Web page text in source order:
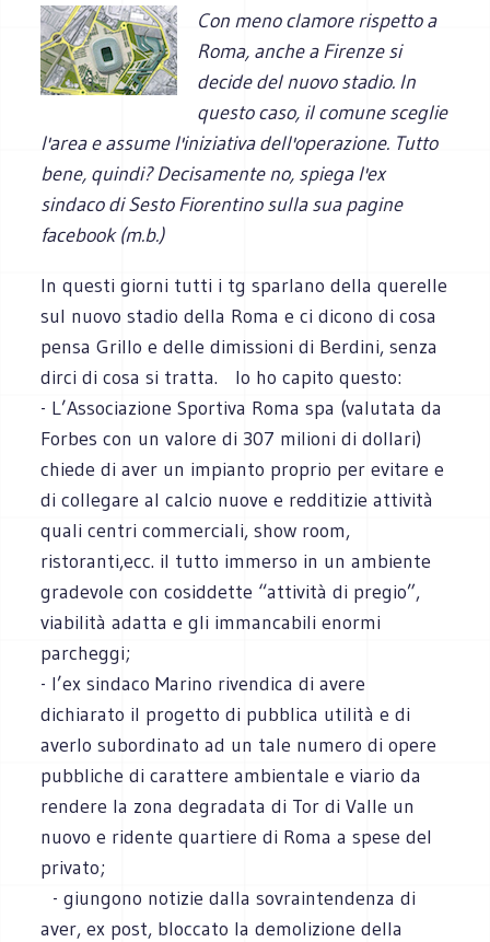
Con meno clamore rispetto a
Roma, anche a Firenze si
decide del nuovo stadio. In
questo caso, il comune sceglie
l'area e assume l'iniziativa dell'operazione. Tutto
bene, quindi? Decisamente no, spiega l'ex
sindaco di Sesto Fiorentino sulla sua pagine
facebook (m.b.)
In questi giorni tutti i tg sparlano della querelle
sul nuovo stadio della Roma e ci dicono di cosa
pensa Grillo e delle dimissioni di Berdini, senza
dirci di cosa si tratta. Io ho capito questo:
- L’Associazione Sportiva Roma spa (valutata da
Forbes con un valore di 307 milioni di dollari)
chiede di aver un impianto proprio per evitare e
di collegare al calcio nuove e redditizie attività
quali centri commerciali, show room,
ristoranti,ecc. il tutto immerso in un ambiente
gradevole con cosiddette “attività di pregio”,
viabilità adatta e gli immancabili enormi
parcheggi;
- l’ex sindaco Marino rivendica di avere
dichiarato il progetto di pubblica utilità e di
averlo subordinato ad un tale numero di opere
pubbliche di carattere ambientale e viario da
rendere la zona degradata di Tor di Valle un
nuovo e ridente quartiere di Roma a spese del
privato;
- giungono notizie dalla sovraintendenza di
aver, ex post, bloccato la demolizione della